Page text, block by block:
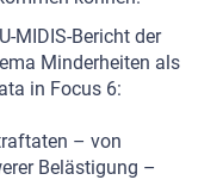
MIDIS-Bericht der
Minderheiten als
in Focus 6:
– von
Belästigung –